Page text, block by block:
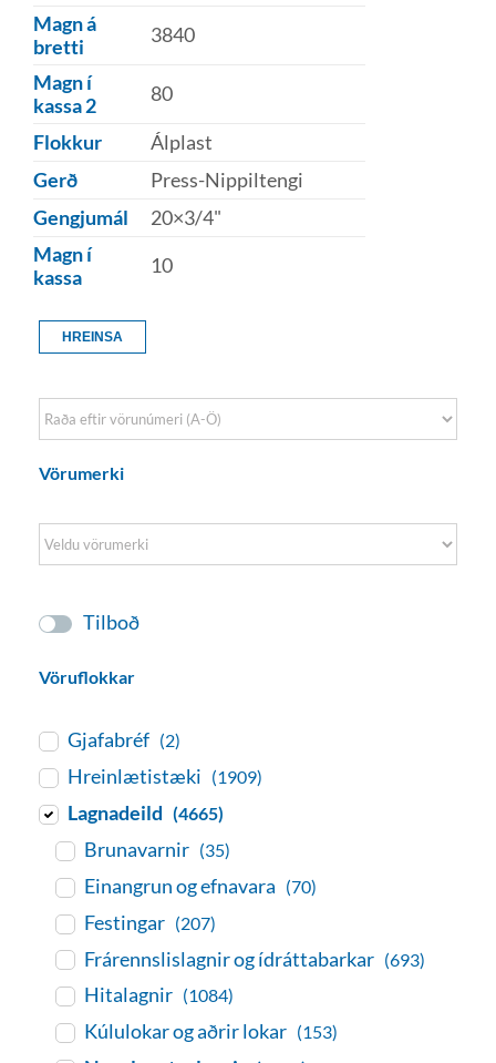
Magn á
bretti
3840
Magn í
kassa 2
80
Flokkur
Álplast
Gerð
Press-Nippiltengi
Gengjumál
20×3/4"
Magn í
kassa
10
HREINSA
Sort Products
Vörumerki
Tilboð
Vöruflokkar
Gjafabréf (2)
Hreinlætistæki (1909)
Lagnadeild (4665)
Brunavarnir (35)
Einangrun og efnavara (70)
Festingar (207)
Frárennslislagnir og ídráttabarkar (693)
Hitalagnir (1084)
Kúlulokar og aðrir lokar (153)